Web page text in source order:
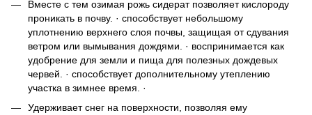
Вместе с тем озимая рожь сидерат позволяет кислороду
проникать в почву. · способствует небольшому
уплотнению верхнего слоя почвы, защищая от сдувания
ветром или вымывания дождями. · воспринимается как
удобрение для земли и пища для полезных дождевых
червей. · способствует дополнительному утеплению
участка в зимнее время. ·
Удерживает снег на поверхности, позволяя ему